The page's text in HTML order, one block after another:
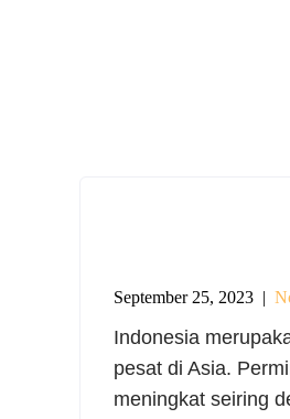
September 25, 2023 |
Indonesia
pesat di Asia.
meningkat seiring